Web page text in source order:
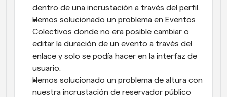
dentro de una incrustación a través del perfil.
Hemos solucionado un problema en Eventos
Colectivos donde no era posible cambiar o
editar la duración de un evento a través del
enlace y solo se podía hacer en la interfaz de
usuario.
Hemos solucionado un problema de altura con
nuestra incrustación de reservador público